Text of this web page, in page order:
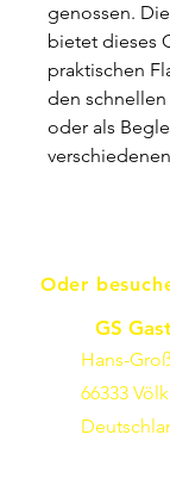
genossen. Die
bietet dieses
praktischen
den schnellen
oder als
Oder
GS
Hans-
66333